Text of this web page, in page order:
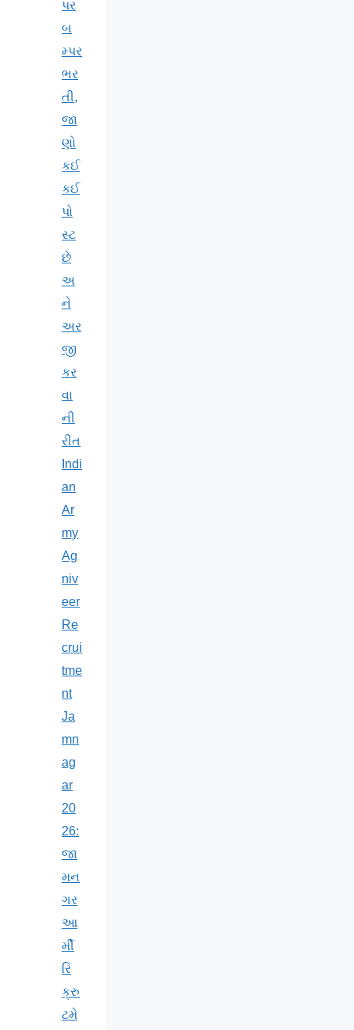
પર
બ
મ્પર
ભર
તી,
જા
ણો
કઈ
કઈ
પો
સ્ટ
છે
અ
ને
અર
જી
કર
વા
ની
રીત
Indi
an
Ar
my
Ag
niv
eer
Re
crui
tme
nt
Ja
mn
ag
ar
20
26:
જા
મન
ગર
આ
ર્મી
રિ
ક્રુ
ટમે